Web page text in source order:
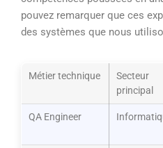
pouvez remarquer que ces
des systèmes que nous
Métier technique
Secteur
principal
QA Engineer